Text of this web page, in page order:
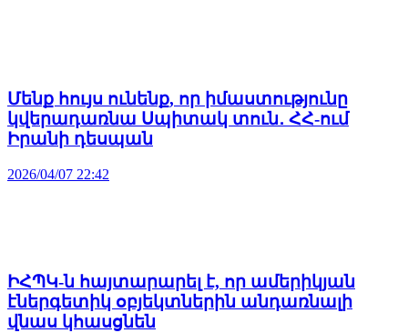
Մենք հույս ունենք, որ իմաստությունը
կվերադառնա Սպիտակ տուն․ ՀՀ-ում
Իրանի դեսպան
2026/04/07 22:42
ԻՀՊԿ-ն հայտարարել է, որ ամերիկյան
էներգետիկ օբյեկտներին անդառնալի
վնաս կհասցնեն